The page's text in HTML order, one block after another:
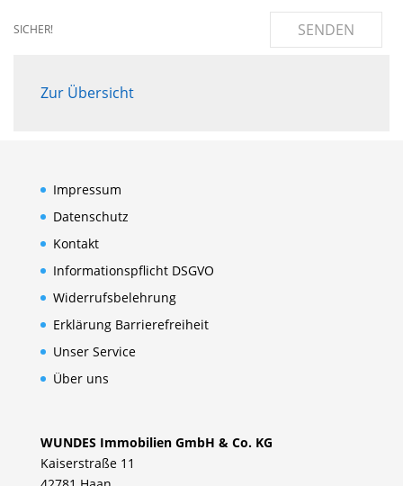
SICHER! SENDEN
Zur Übersicht
Impressum
Datenschutz
Kontakt
Informationspflicht DSGVO
Widerrufsbelehrung
Erklärung Barrierefreiheit
Unser Service
Über uns
WUNDES Immobilien GmbH & Co. KG
Kaiserstraße 11